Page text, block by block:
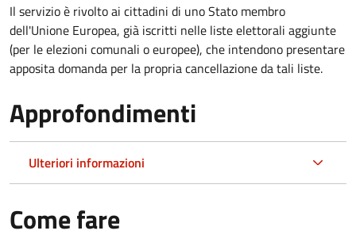
Il servizio è rivolto ai cittadini di uno Stato membro
dell'Unione Europea, già iscritti nelle liste elettorali aggiunte
(per le elezioni comunali o europee), che intendono presentare
apposita domanda per la propria cancellazione da tali liste.
Approfondimenti
Ulteriori informazioni
Come fare